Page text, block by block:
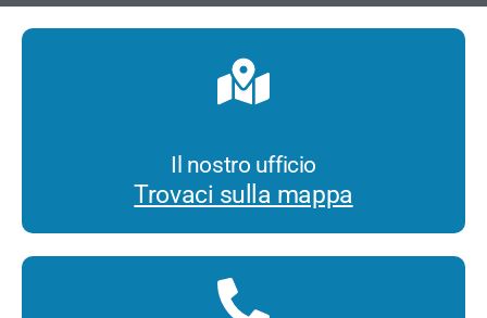
Il nostro ufficio
Trovaci sulla mappa